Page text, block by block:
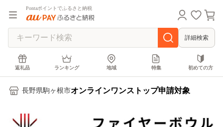
Pontaポイントでふるさと納税
詳細検索
返礼品 ランキング 地域 特集 初めての方
長野県駒ヶ根市オンラインワンストップ申請対象